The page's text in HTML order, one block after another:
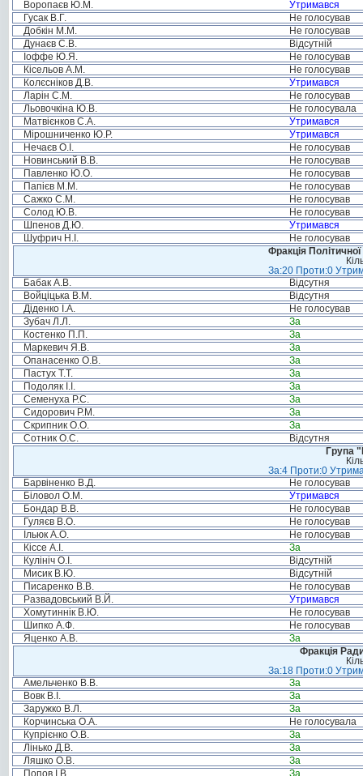
Воропаєв Ю.М.
Утримався
Гусак В.Г.
Не голосував
Добкін М.М.
Не голосував
Дунаєв С.В.
Відсутній
Іоффе Ю.Я.
Не голосував
Кісельов А.М.
Не голосував
Колєсніков Д.В.
Утримався
Ларін С.М.
Не голосував
Льовочкіна Ю.В.
Не голосувала
Матвієнков С.А.
Утримався
Мірошниченко Ю.Р.
Утримався
Нечаєв О.І.
Не голосував
Новинський В.В.
Не голосував
Павленко Ю.О.
Не голосував
Папієв М.М.
Не голосував
Сажко С.М.
Не голосував
Солод Ю.В.
Не голосував
Шпенов Д.Ю.
Утримався
Шуфрич Н.І.
Не голосував
Фракція
За:20 Проти:0
Бабак А.В.
Відсутня
Войціцька В.М.
Відсутня
Діденко І.А.
Не голосував
Зубач Л.Л.
За
Костенко П.П.
За
Маркевич Я.В.
За
Опанасенко О.В.
За
Пастух Т.Т.
За
Подоляк І.І.
За
Семенуха Р.С.
За
Сидорович Р.М.
За
Скрипник О.О.
За
Сотник О.С.
Відсутня
Група
За:4 Проти:0
Барвіненко В.Д.
Не голосував
Біловол О.М.
Утримався
Бондар В.В.
Не голосував
Гуляєв В.О.
Не голосував
Ільюк А.О.
Не голосував
Кіссе А.І.
За
Кулініч О.І.
Відсутній
Мисик В.Ю.
Відсутній
Писаренко В.В.
Не голосував
Развадовський В.Й.
Утримався
Хомутиннік В.Ю.
Не голосував
Шипко А.Ф.
Не голосував
Яценко А.В.
За
Фракція
За:18 Проти:0
Амельченко В.В.
За
Вовк В.І.
За
Заружко В.Л.
За
Корчинська О.А.
Не голосувала
Купрієнко О.В.
За
Лінько Д.В.
За
Ляшко О.В.
За
Попов І.В.
За